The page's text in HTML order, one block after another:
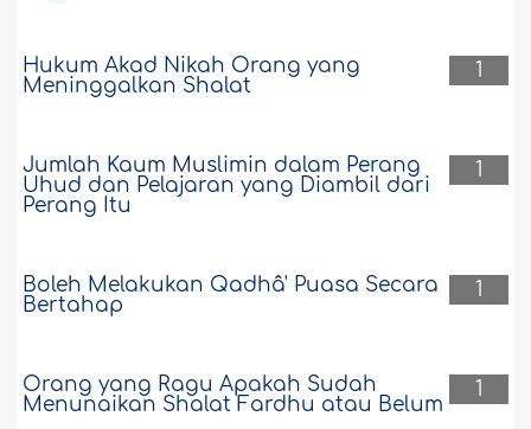
1
Hukum Akad Nikah Orang yang
Meninggalkan Shalat
1
Jumlah Kaum Muslimin dalam Perang
Uhud dan Pelajaran yang Diambil dari
Perang Itu
1
Boleh Melakukan Qadhâ' Puasa Secara
Bertahap
1
Orang yang Ragu Apakah Sudah
Menunaikan Shalat Fardhu atau Belum